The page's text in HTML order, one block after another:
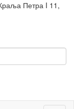
Петра I 11,